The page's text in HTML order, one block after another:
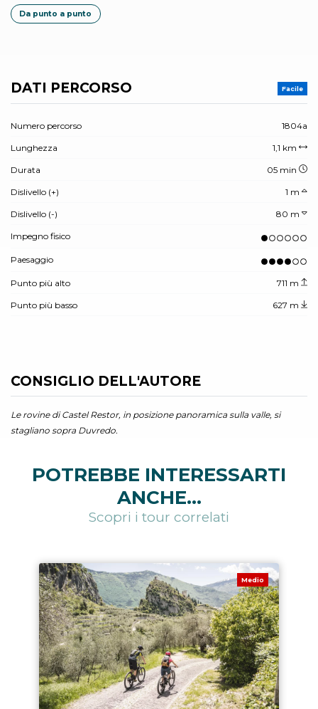
Da punto a punto
DATI PERCORSO Facile
Numero percorso 1804a
Lunghezza 1,1 km
Durata 05 min
Dislivello (+) 1 m
Dislivello (-) 80 m
Impegno fisico
Paesaggio
Punto più alto 711 m
Punto più basso 627 m
CONSIGLIO DELL'AUTORE
Le rovine di Castel Restor, in posizione panoramica sulla valle, si
stagliano sopra Duvredo.
POTREBBE INTERESSARTI
ANCHE...
Scopri i tour correlati
Medio